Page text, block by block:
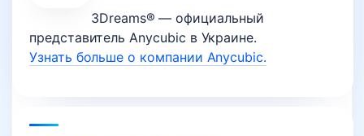
3Dreams® — официальный
представитель Anycubic в Украине.
Узнать больше о компании Anycubic.